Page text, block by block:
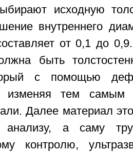
исходную
внутреннего
от 0,1 до
быть
с помощью
изменяя тем
Далее материал
анализу, а саму
контролю,